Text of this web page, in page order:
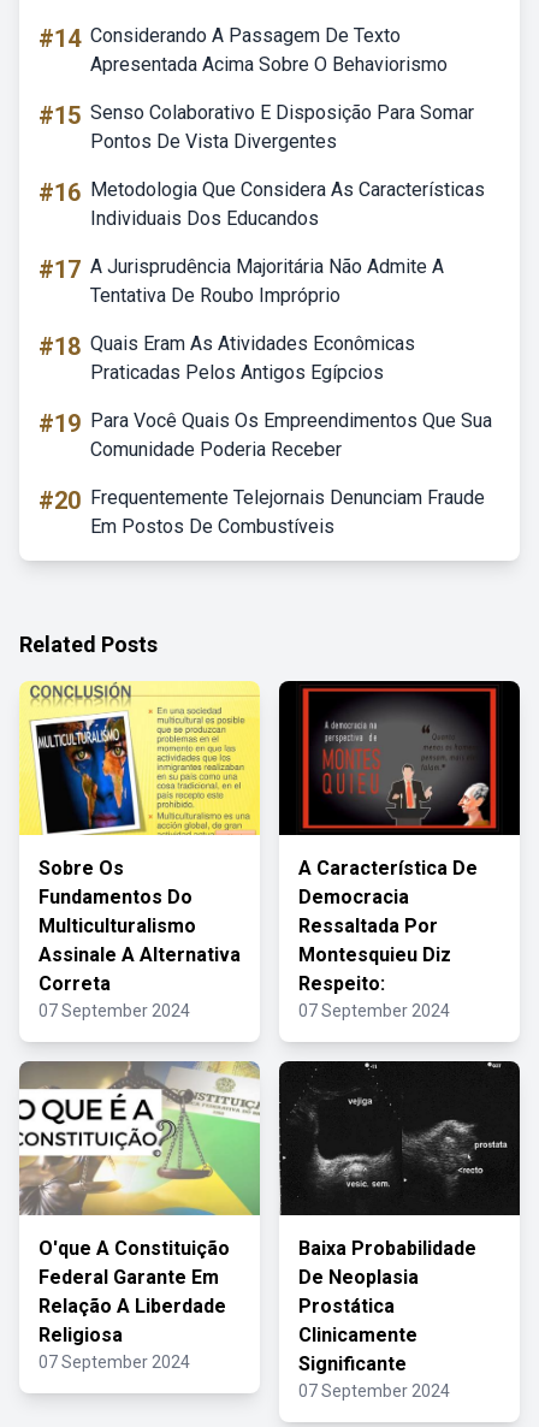
#14 Considerando A Passagem De Texto
Apresentada Acima Sobre O Behaviorismo
#15 Senso Colaborativo E Disposição Para Somar
Pontos De Vista Divergentes
#16 Metodologia Que Considera As Características
Individuais Dos Educandos
#17 A Jurisprudência Majoritária Não Admite A
Tentativa De Roubo Impróprio
#18 Quais Eram As Atividades Econômicas
Praticadas Pelos Antigos Egípcios
#19 Para Você Quais Os Empreendimentos Que Sua
Comunidade Poderia Receber
#20 Frequentemente Telejornais Denunciam Fraude
Em Postos De Combustíveis
Related Posts
Sobre Os
Fundamentos Do
Multiculturalismo
Assinale A Alternativa
Correta
07 September 2024
A Característica De
Democracia
Ressaltada Por
Montesquieu Diz
Respeito:
07 September 2024
O'que A Constituição
Federal Garante Em
Relação A Liberdade
Religiosa
07 September 2024
Baixa Probabilidade
De Neoplasia
Prostática
Clinicamente
Significante
07 September 2024